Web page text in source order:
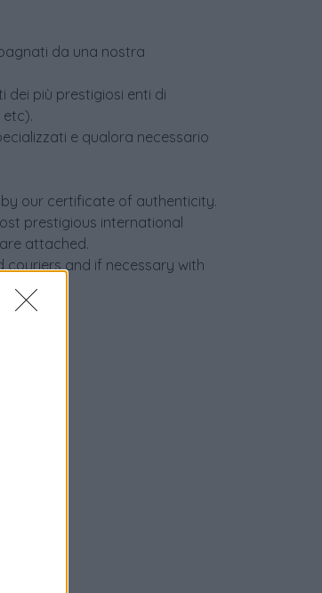
da una nostra
dei più prestigiosi enti di
etc).
e qualora necessario
our certificate of authenticity.
prestigious international
attached.
couriers and if necessary with